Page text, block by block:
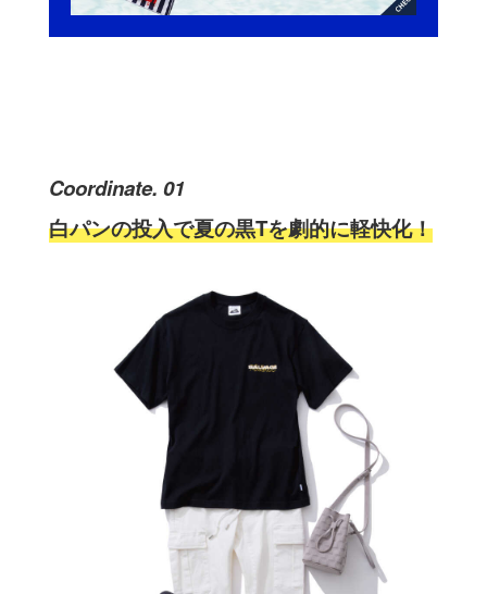
Coordinate. 01
白パンの投入で夏の黒Tを劇的に軽快化！